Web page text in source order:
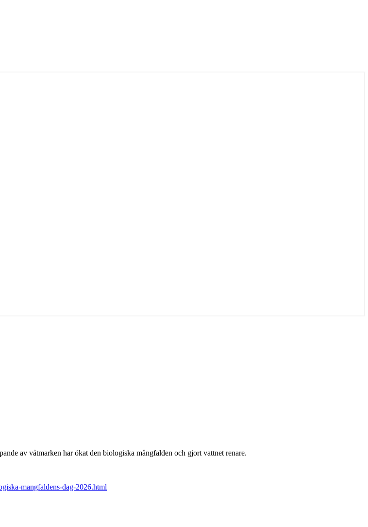
av våtmarken har ökat den biologiska mångfalden och gjort vattnet renare.
mangfaldens-dag-2026.html